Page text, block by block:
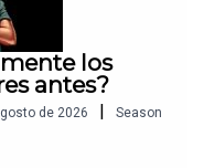
los
antes?
de 2026
Season